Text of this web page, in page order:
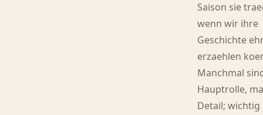
Saison sie
wenn wir ihre
Geschichte
erzaehlen
Manchmal
Hauptrolle,
Detail; wichtig